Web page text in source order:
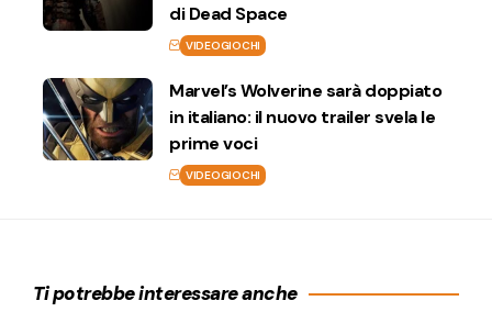
di Dead Space
VIDEOGIOCHI
Marvel’s Wolverine sarà doppiato
in italiano: il nuovo trailer svela le
prime voci
VIDEOGIOCHI
Ti potrebbe interessare anche